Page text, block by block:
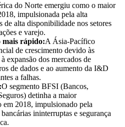
do Norte emergiu como o maior
impulsionada pela alta
de alta disponibilidade nos setores
e varejo.
mais rápido:A Ásia-Pacífico
de crescimento devido às
expansão dos mercados de
de dados e ao aumento da I&D
a falhas.
O segmento BFSI (Bancos,
detinha a maior
em 2018, impulsionado pela
ininterruptas e segurança